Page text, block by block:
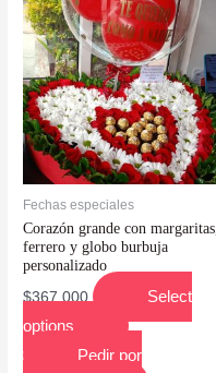
Fechas especiales
Corazón grande con margaritas,
ferrero y globo burbuja
personalizado
$367,000
Select
options
Pedir por